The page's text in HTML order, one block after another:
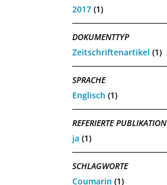
2017 (1)
DOKUMENTTYP
Zeitschriftenartikel (1)
SPRACHE
Englisch (1)
REFERIERTE PUBLIKATION
ja (1)
SCHLAGWORTE
Coumarin (1)